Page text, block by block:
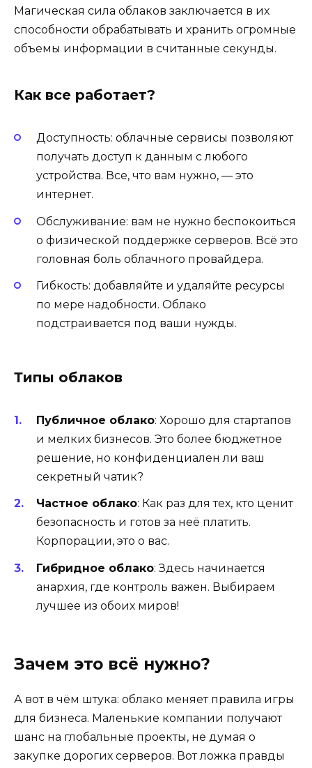
Магическая сила облаков заключается в их
способности обрабатывать и хранить огромные
объемы информации в считанные секунды.
Как все работает?
Доступность: облачные сервисы позволяют
получать доступ к данным с любого
устройства. Все, что вам нужно, — это
интернет.
Обслуживание: вам не нужно беспокоиться
о физической поддержке серверов. Всё это
головная боль облачного провайдера.
Гибкость: добавляйте и удаляйте ресурсы
по мере надобности. Облако
подстраивается под ваши нужды.
Типы облаков
Публичное облако: Хорошо для стартапов
и мелких бизнесов. Это более бюджетное
решение, но конфиденциален ли ваш
секретный чатик?
Частное облако: Как раз для тех, кто ценит
безопасность и готов за неё платить.
Корпорации, это о вас.
Гибридное облако: Здесь начинается
анархия, где контроль важен. Выбираем
лучшее из обоих миров!
Зачем это всё нужно?
А вот в чём штука: облако меняет правила игры
для бизнеса. Маленькие компании получают
шанс на глобальные проекты, не думая о
закупке дорогих серверов. Вот ложка правды